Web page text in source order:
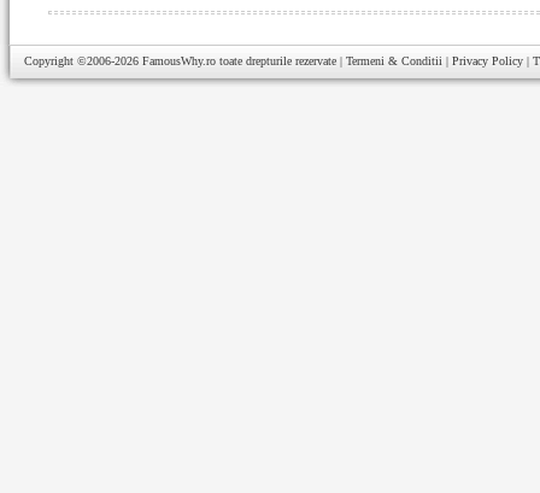
Copyright ©2006-2026 FamousWhy.ro toate drepturile rezervate | Termeni & Conditii | Privacy Policy |